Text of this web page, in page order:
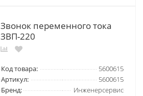
Звонок переменного тока
ЗВП-220
Код товара:
5600615
Артикул:
5600615
Бренд:
Инженерсервис